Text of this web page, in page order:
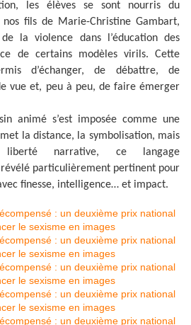
les élèves se sont nourris du
nos fils de Marie-Christine Gambart,
la violence dans l’éducation des
de certains modèles virils. Cette
d’échanger, de débattre, de
vue et, peu à peu, de faire émerger
animé s’est imposée comme une
la distance, la symbolisation, mais
narrative, ce langage
révélé particulièrement pertinent pour
finesse, intelligence… et impact.